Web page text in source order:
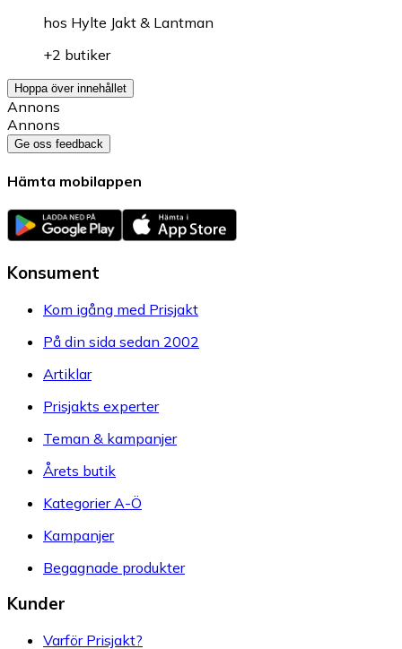
hos Hylte Jakt & Lantman
+2 butiker
Hoppa över innehållet
Annons
Annons
Ge oss feedback
Hämta mobilappen
Konsument
Kom igång med Prisjakt
På din sida sedan 2002
Artiklar
Prisjakts experter
Teman & kampanjer
Årets butik
Kategorier A-Ö
Kampanjer
Begagnade produkter
Kunder
Varför Prisjakt?